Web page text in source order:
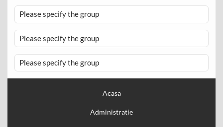
Please specify the group
Please specify the group
Please specify the group
Acasa
Administratie